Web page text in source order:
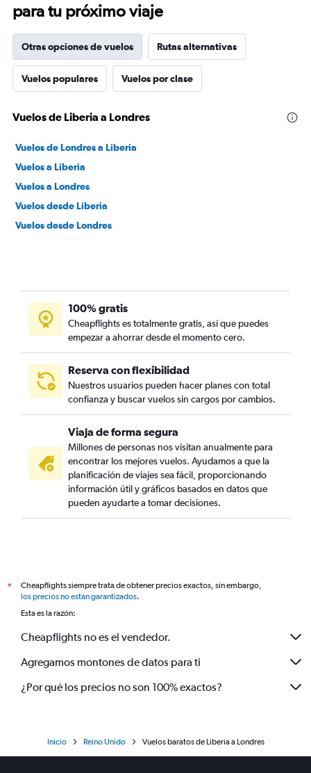
para tu próximo viaje
Otras opciones de vuelos Rutas alternativas
Vuelos populares Vuelos por clase
Vuelos de Liberia a Londres
Vuelos de Londres a Liberia
Vuelos a Liberia
Vuelos a Londres
Vuelos desde Liberia
Vuelos desde Londres
100% gratis
Cheapflights es totalmente gratis, así que puedes
empezar a ahorrar desde el momento cero.
Reserva con flexibilidad
Nuestros usuarios pueden hacer planes con total
confianza y buscar vuelos sin cargos por cambios.
Viaja de forma segura
Millones de personas nos visitan anualmente para
encontrar los mejores vuelos. Ayudamos a que la
planificación de viajes sea fácil, proporcionando
información útil y gráficos basados en datos que
pueden ayudarte a tomar decisiones.
*
Cheapflights siempre trata de obtener precios exactos, sin embargo,
los precios no están garantizados.
Esta es la razón:
Cheapflights no es el vendedor.
Agregamos montones de datos para ti
¿Por qué los precios no son 100% exactos?
Inicio Reino Unido Vuelos baratos de Liberia a Londres